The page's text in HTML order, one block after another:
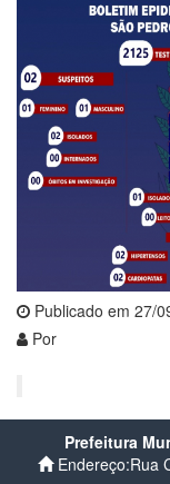
Publicado em 27/
Por
Prefeitura
Endereço:Rua